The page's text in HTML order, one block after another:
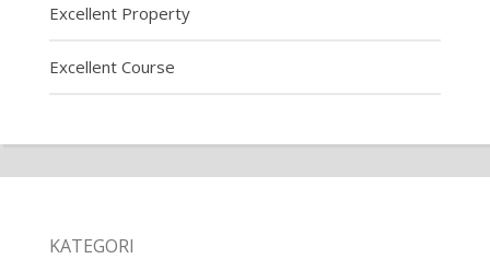
Excellent Property
Excellent Course
KATEGORI